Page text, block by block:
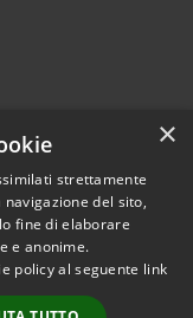
© 2026 • Comune di
Monzese • Powered
×
strettamente
del sito,
fine di elaborare
e anonime.
policy al seguente link